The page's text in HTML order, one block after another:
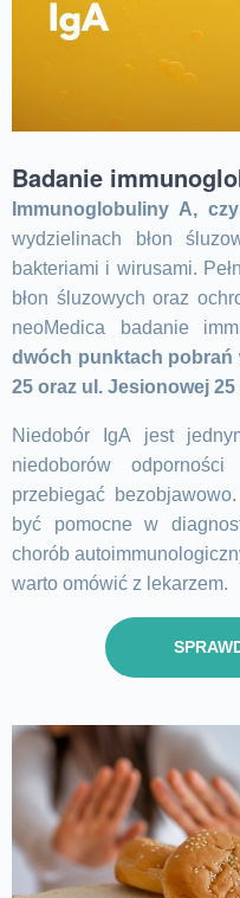
Badanie
Immunoglobuliny A,
wydzielinach błon
bakteriami i wirusami.
błon śluzowych oraz
neoMedica badanie
dwóch punktach pobrań
25 oraz ul. Jesionowej
Niedobór IgA jest
niedoborów
przebiegać
być pomocne w
chorób
warto omówić z lekarzem.